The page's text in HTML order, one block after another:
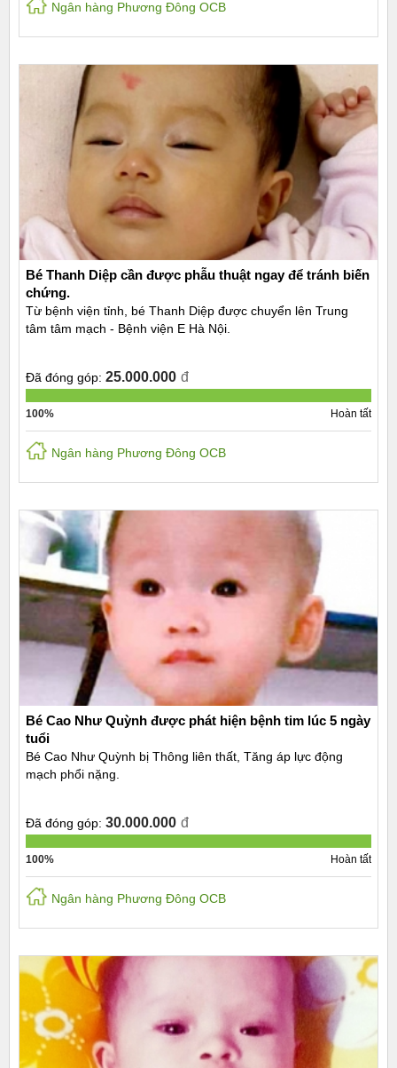
Ngân hàng Phương Đông OCB
Bé Thanh Diệp cần được phẫu thuật ngay để tránh biến
chứng.
Từ bệnh viện tỉnh, bé Thanh Diệp được chuyển lên Trung
tâm tâm mạch - Bệnh viện E Hà Nội.
Đã đóng góp: 25.000.000 đ
100% Hoàn tất
Ngân hàng Phương Đông OCB
Bé Cao Như Quỳnh được phát hiện bệnh tim lúc 5 ngày
tuổi
Bé Cao Như Quỳnh bị Thông liên thất, Tăng áp lực động
mạch phổi nặng.
Đã đóng góp: 30.000.000 đ
100% Hoàn tất
Ngân hàng Phương Đông OCB